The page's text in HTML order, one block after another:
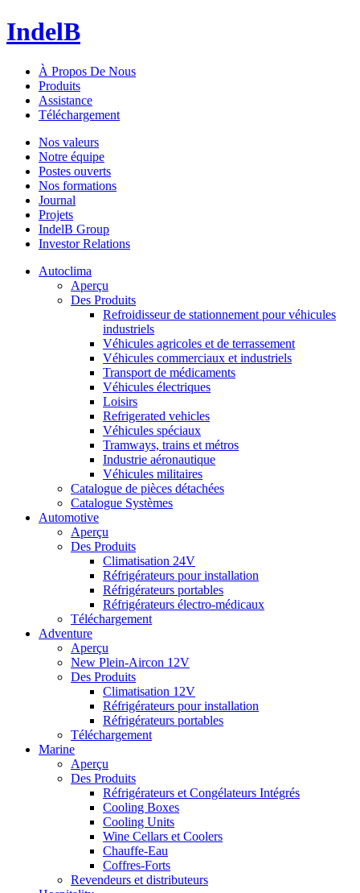
IndelB
À Propos De Nous
Produits
Assistance
Téléchargement
Nos valeurs
Notre équipe
Postes ouverts
Nos formations
Journal
Projets
IndelB Group
Investor Relations
Autoclima
Aperçu
Des Produits
Refroidisseur de stationnement pour véhicules
industriels
Véhicules agricoles et de terrassement
Véhicules commerciaux et industriels
Transport de médicaments
Véhicules électriques
Loisirs
Refrigerated vehicles
Véhicules spéciaux
Tramways, trains et métros
Industrie aéronautique
Véhicules militaires
Catalogue de pièces détachées
Catalogue Systèmes
Automotive
Aperçu
Des Produits
Climatisation 24V
Réfrigérateurs pour installation
Réfrigérateurs portables
Réfrigérateurs électro-médicaux
Téléchargement
Adventure
Aperçu
New Plein-Aircon 12V
Des Produits
Climatisation 12V
Réfrigérateurs pour installation
Réfrigérateurs portables
Téléchargement
Marine
Aperçu
Des Produits
Réfrigérateurs et Congélateurs Intégrés
Cooling Boxes
Cooling Units
Wine Cellars et Coolers
Chauffe-Eau
Coffres-Forts
Revendeurs et distributeurs